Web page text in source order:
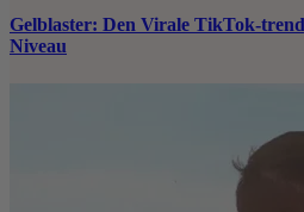
Gelblaster: Den Virale TikTok-
Niveau